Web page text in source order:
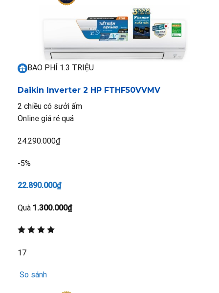
BAO PHÍ 1.3 TRIỆU
Daikin Inverter 2 HP FTHF50VVMV
2 chiều có sưởi ấm
Online giá rẻ quá
24.290.000₫
-5%
22.890.000₫
Quà 1.300.000₫
17
So sánh